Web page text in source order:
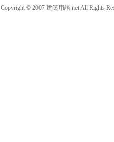
Copyright © 2007 建築用語.net All Rights